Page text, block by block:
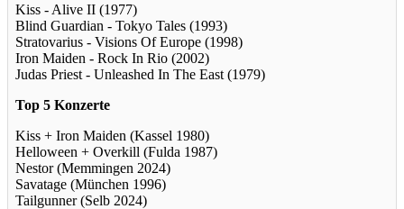
Kiss - Alive II (1977)
Blind Guardian - Tokyo Tales (1993)
Stratovarius - Visions Of Europe (1998)
Iron Maiden - Rock In Rio (2002)
Judas Priest - Unleashed In The East (1979)
Top 5 Konzerte
Kiss + Iron Maiden (Kassel 1980)
Helloween + Overkill (Fulda 1987)
Nestor (Memmingen 2024)
Savatage (München 1996)
Tailgunner (Selb 2024)